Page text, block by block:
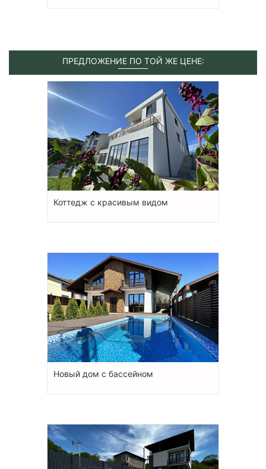
ПРЕДЛОЖЕНИЕ ПО ТОЙ ЖЕ ЦЕНЕ:
Коттедж с красивым видом
Новый дом с бассейном